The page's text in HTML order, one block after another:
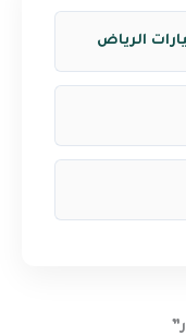
الرياض